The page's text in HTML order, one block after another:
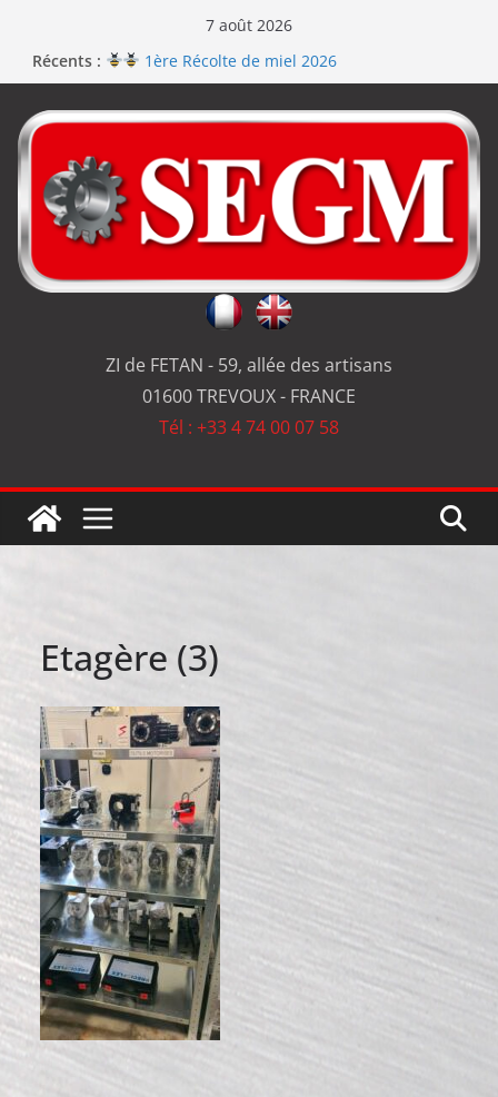
7 août 2026
Récents :
1ère Récolte de miel 2026
Renouvellement de la certification ISO 9001
Le repas d’équipe de SEGM allume le feu
Jérôme en renfort sur la qualité de #SEGM
ZI de FETAN - 59, allée des artisans
01600 TREVOUX - FRANCE
Tél : +33 4 74 00 07 58
Etagère (3)